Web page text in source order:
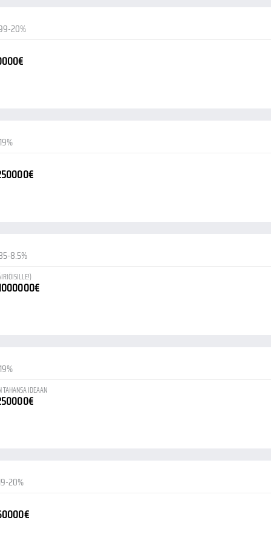
20%
8.5%
IDEAAN
20%